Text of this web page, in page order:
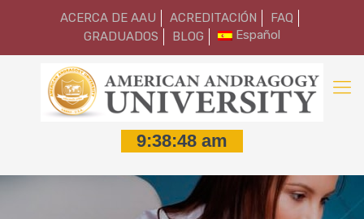
ACERCA DE AAU ACREDITACIÓN
FAQ
GRADUADOS
BLOG Español